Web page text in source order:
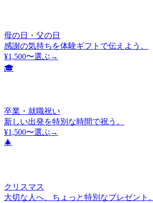
母の日・父の日
感謝の気持ちを体験ギフトで伝えよう。
¥1,500〜選ぶ→
🎓
卒業・就職祝い
新しい出発を特別な時間で祝う。
¥1,500〜選ぶ→
🎄
クリスマス
大切な人へ、ちょっと特別なプレゼント。